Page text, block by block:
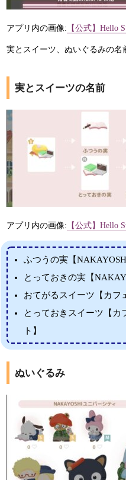
アプリ内の画像: 【公式】Hello
実とスイーツ、ぬいぐるみの名
実とスイーツの名前
アプリ内の画像: 【公式】Hello
ふつうの実【
とっておきの実【
おてがるスイーツ【カフ
とっておきスイーツ【カ
ト】
ぬいぐるみ